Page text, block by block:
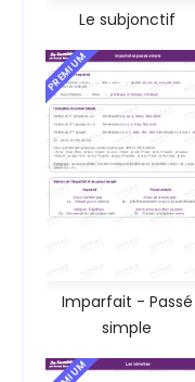
Le subjonctif
PREMIUM
Imparfait - Passé
simple